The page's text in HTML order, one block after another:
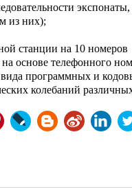
из них);
станции на 10 номеров
основе теле­фонного
програм­мных и
колебаний